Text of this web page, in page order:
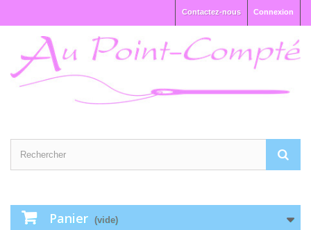
Connexion
Contactez-nous
Panier (vide)